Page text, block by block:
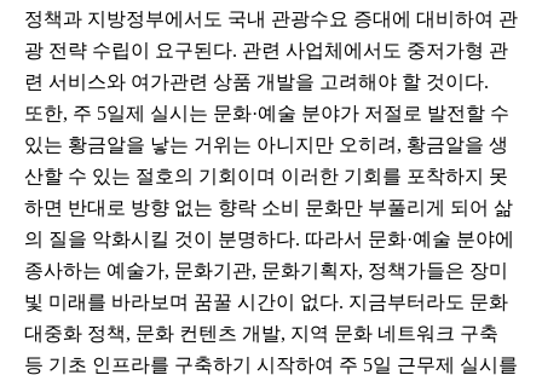
정책과 지방정부에서도 국내 관광수요 증대에 대비하여 관
광 전략 수립이 요구된다. 관련 사업체에서도 중저가형 관
련 서비스와 여가관련 상품 개발을 고려해야 할 것이다.
또한, 주 5일제 실시는 문화·예술 분야가 저절로 발전할 수
있는 황금알을 낳는 거위는 아니지만 오히려, 황금알을 생
산할 수 있는 절호의 기회이며 이러한 기회를 포착하지 못
하면 반대로 방향 없는 향락 소비 문화만 부풀리게 되어 삶
의 질을 악화시킬 것이 분명하다. 따라서 문화·예술 분야에
종사하는 예술가, 문화기관, 문화기획자, 정책가들은 장미
빛 미래를 바라보며 꿈꿀 시간이 없다. 지금부터라도 문화
대중화 정책, 문화 컨텐츠 개발, 지역 문화 네트워크 구축
등 기초 인프라를 구축하기 시작하여 주 5일 근무제 실시를